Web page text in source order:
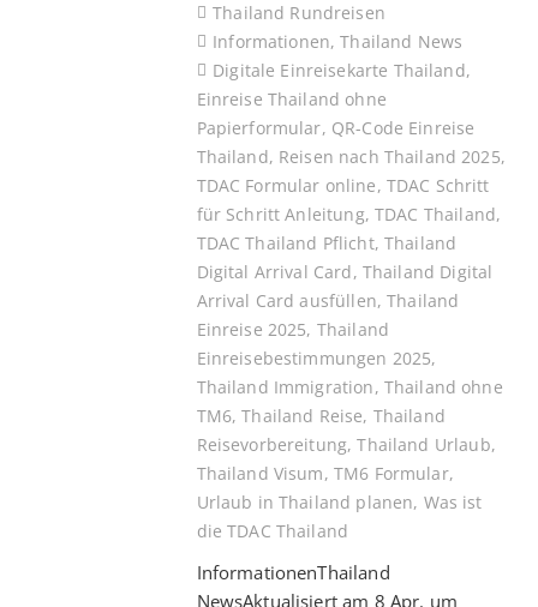
Thailand Rundreisen
Informationen,Thailand News
Digitale Einreisekarte Thailand,
Einreise Thailand ohne
Papierformular, QR-Code Einreise
Thailand, Reisen nach Thailand 2025,
TDAC Formular online, TDAC Schritt
für Schritt Anleitung, TDAC Thailand,
TDAC Thailand Pflicht, Thailand
Digital Arrival Card, Thailand Digital
Arrival Card ausfüllen,Thailand
Einreise 2025, Thailand
Einreisebestimmungen 2025,
Thailand Immigration, Thailand ohne
TM6,Thailand Reise, Thailand
Reisevorbereitung,Thailand Urlaub,
Thailand Visum, TM6 Formular,
Urlaub in Thailand planen, Was ist
die TDAC Thailand
InformationenThailand
NewsAktualisiert am 8 Apr. um